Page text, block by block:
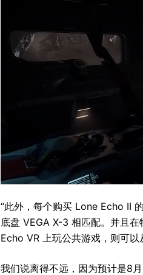
“此外，每个购买 Lone Echo II
底盘 VEGA X-3 相匹配。并且
Echo VR 上玩公共游戏，则可
我们说离得不远，因为预计是8